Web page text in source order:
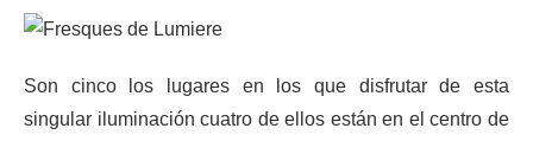
Son cinco los lugares en los que disfrutar de esta
singular iluminación cuatro de ellos están en el centro de